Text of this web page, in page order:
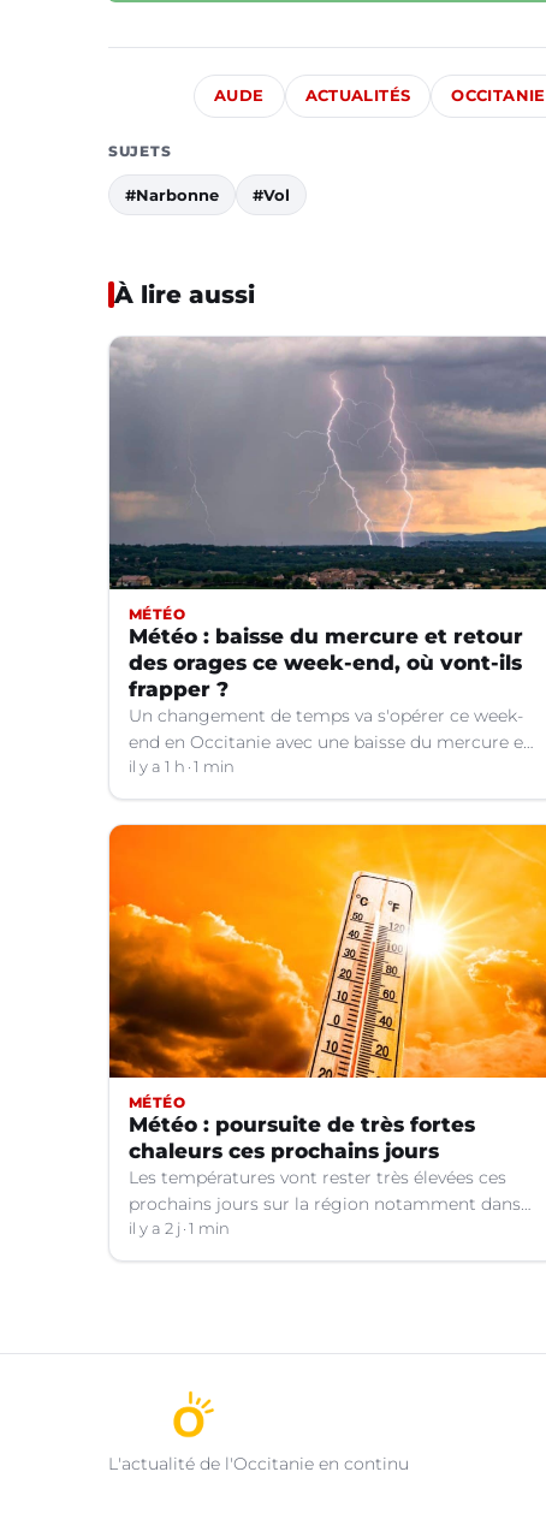
AUDE ACTUALITÉS OCCITANIE
SUJETS
#Narbonne #Vol
À lire aussi
MÉTÉO
Météo : baisse du mercure et retour
des orages ce week-end, où vont-ils
frapper ?
Un changement de temps va s'opérer ce week-
end en Occitanie avec une baisse du mercure et
le retour d'orages dans certains départements.
il y a 1 h 1 min
MÉTÉO
Météo : poursuite de très fortes
chaleurs ces prochains jours
Les températures vont rester très élevées ces
prochains jours sur la région notamment dans
le Languedoc.
il y a 2 j 1 min
L'actualité de l'Occitanie en continu